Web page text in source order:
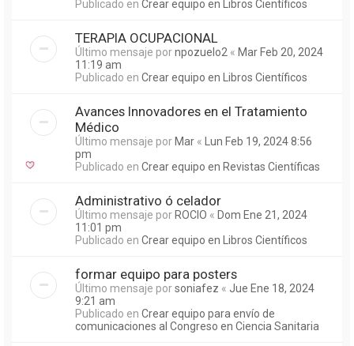
Publicado en Crear equipo en Libros Científicos
TERAPIA OCUPACIONAL
Último mensaje pornpozuelo2 « Mar Feb 20, 2024
11:19 am
Publicado en Crear equipo en Libros Científicos
Avances Innovadores en el Tratamiento
Médico
Último mensaje por Mar « Lun Feb 19, 2024 8:56
pm
Publicado en Crear equipo en Revistas Científicas
Administrativo ó celador
Último mensaje por ROCIO « Dom Ene 21, 2024
11:01 pm
Publicado en Crear equipo en Libros Científicos
formar equipo para posters
Último mensaje porsoniafez « Jue Ene 18, 2024
9:21 am
Publicado en Crear equipo para envío de
comunicaciones al Congreso en Ciencia Sanitaria